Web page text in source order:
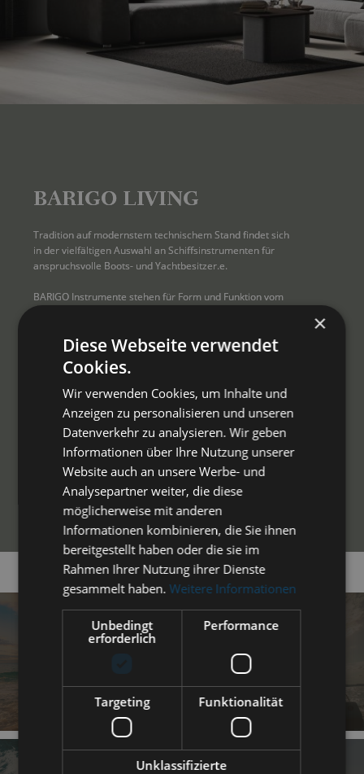
BARIGO LIVING
Tradition auf modernstem technischem Stand findet sich
in der vielfältigen Auswahl an Schiffsinstrumenten für
anspruchsvolle Boots- und Yachtbesitzer.e.
BARIGO Instrumente stehen für Form und Funktion vom
einzelne der Instrumente, ob Hygrometer, Barometer,
Thermometer oder Glasen-Uhr, ist in traditioneller
Schwarzwälder Uhrmacher-Qualität gefertigt.
JETZT EINTAUCHEN
WASSERSPORT
×
Diese Webseite verwendet
Cookies.
Wir verwenden Cookies, um Inhalte und
Anzeigen zu personalisieren und unseren
Datenverkehr zu analysieren. Wir geben
Informationen über Ihre Nutzung unserer
Website auch an unsere Werbe- und
Analysepartner weiter, die diese
möglicherweise mit anderen
Informationen kombinieren, die Sie ihnen
bereitgestellt haben oder die sie im
Rahmen Ihrer Nutzung ihrer Dienste
gesammelt haben.Weitere Informationen
Unbedingt
erforderlich
Performance
Targeting Funktionalität
Unklassifizierte